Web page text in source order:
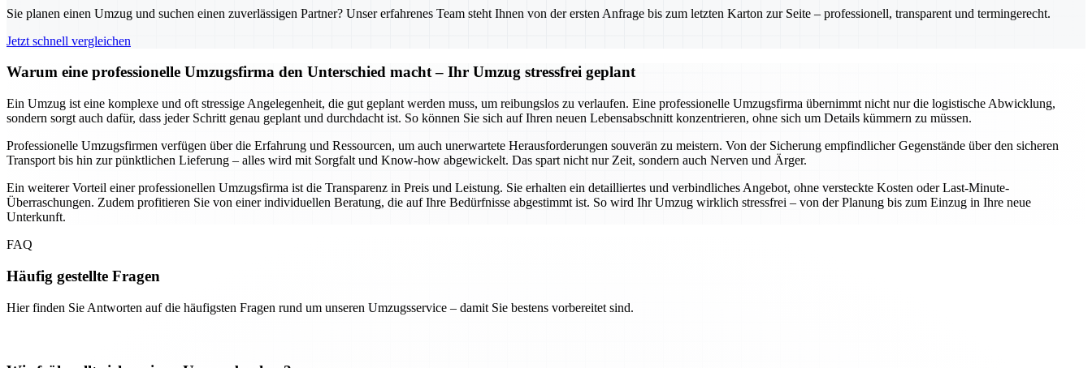
Sie planen einen Umzug und suchen einen zuverlässigen Partner? Unser erfahrenes Team steht Ihnen von der ersten Anfrage bis zum letzten Karton zur Seite – professionell, transparent und termingerecht.
Jetzt schnell vergleichen
Warum eine professionelle Umzugsfirma den Unterschied macht – Ihr Umzug stressfrei geplant
Ein Umzug ist eine komplexe und oft stressige Angelegenheit, die gut geplant werden muss, um reibungslos zu verlaufen. Eine professionelle Umzugsfirma übernimmt nicht nur die logistische Abwicklung,
sondern sorgt auch dafür, dass jeder Schritt genau geplant und durchdacht ist. So können Sie sich auf Ihren neuen Lebensabschnitt konzentrieren, ohne sich um Details kümmern zu müssen.
Professionelle Umzugsfirmen verfügen über die Erfahrung und Ressourcen, um auch unerwartete Herausforderungen souverän zu meistern. Von der Sicherung empfindlicher Gegenstände über den sicheren
Transport bis hin zur pünktlichen Lieferung – alles wird mit Sorgfalt und Know-how abgewickelt. Das spart nicht nur Zeit, sondern auch Nerven und Ärger.
Ein weiterer Vorteil einer professionellen Umzugsfirma ist die Transparenz in Preis und Leistung. Sie erhalten ein detailliertes und verbindliches Angebot, ohne versteckte Kosten oder Last-Minute-
Überraschungen. Zudem profitieren Sie von einer individuellen Beratung, die auf Ihre Bedürfnisse abgestimmt ist. So wird Ihr Umzug wirklich stressfrei – von der Planung bis zum Einzug in Ihre neue
Unterkunft.
FAQ
Häufig gestellte Fragen
Hier finden Sie Antworten auf die häufigsten Fragen rund um unseren Umzugsservice – damit Sie bestens vorbereitet sind.